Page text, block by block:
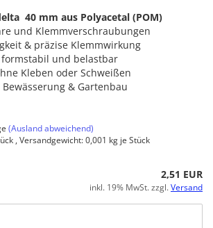
40 mm aus Polyacetal (POM)
und Klemmverschraubungen
& präzise Klemmwirkung
formstabil und belastbar
Kleben oder Schweißen
& Gartenbau
(Ausland abweichend)
, Versandgewicht:0,001 kg je Stück
2,51 EUR
inkl. 19% MwSt. zzgl.Versand